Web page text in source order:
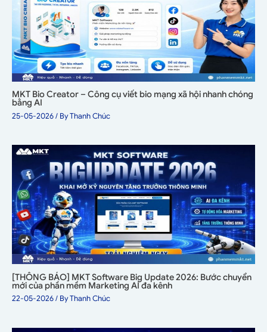
MKT Bio Creator – Công cụ viết bio mạng xã hội nhanh chóng
bằng AI
25-05-2026/ ByThanh Chúc
[THÔNG BÁO] MKT Software Big Update 2026: Bước chuyển
mới của phần mềm Marketing AI đa kênh
22-05-2026/ ByThanh Chúc